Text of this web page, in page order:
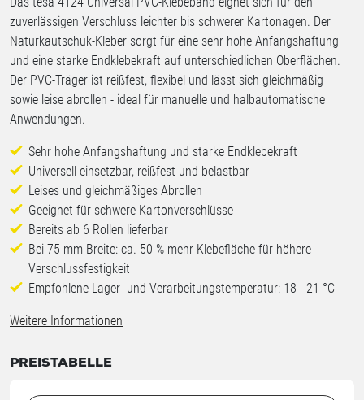
zuverlässigen Verschluss leichter bis schwerer Kartonagen. Der
Naturkautschuk-Kleber sorgt für eine sehr hohe Anfangshaftung
und eine starke Endklebekraft auf unterschiedlichen Oberflächen.
Der PVC-Träger ist reißfest, flexibel und lässt sich gleichmäßig
sowie leise abrollen - ideal für manuelle und halbautomatische
Anwendungen.
Sehr hohe Anfangshaftung und starke Endklebekraft
Universell einsetzbar, reißfest und belastbar
Leises und gleichmäßiges Abrollen
Geeignet für schwere Kartonverschlüsse
Bereits ab 6 Rollen lieferbar
Bei 75 mm Breite: ca. 50 % mehr Klebefläche für höhere
Verschlussfestigkeit
Empfohlene Lager- und Verarbeitungstemperatur: 18 - 21 °C
Weitere Informationen
PREISTABELLE